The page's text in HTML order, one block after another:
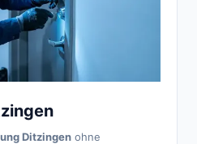
Ditzingen ohne